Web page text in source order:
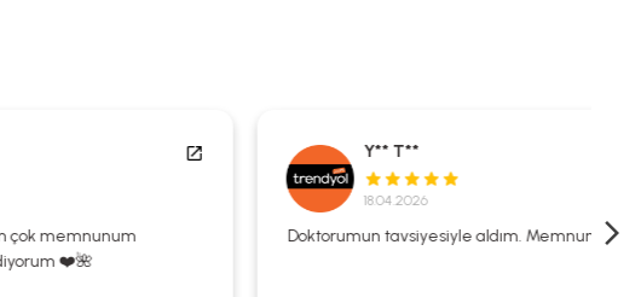
Doktorumun tavsiyesiyle aldım. Memnunum.